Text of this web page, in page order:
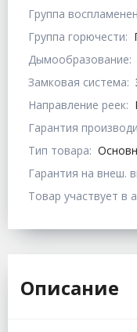
Группа
Группа горючести:
Дымообразование:
Замковая система:
Направление реек:
Гарантия
Тип товара:
Гарантия на внеш.
Товар участвует в
Описание